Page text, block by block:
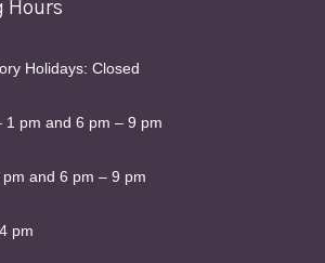
Hours
Holidays: Closed
1 pm and 6 pm – 9 pm
and 6 pm – 9 pm
pm